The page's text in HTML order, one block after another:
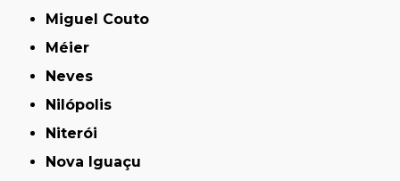
Miguel Couto
Méier
Neves
Nilópolis
Niterói
Nova Iguaçu